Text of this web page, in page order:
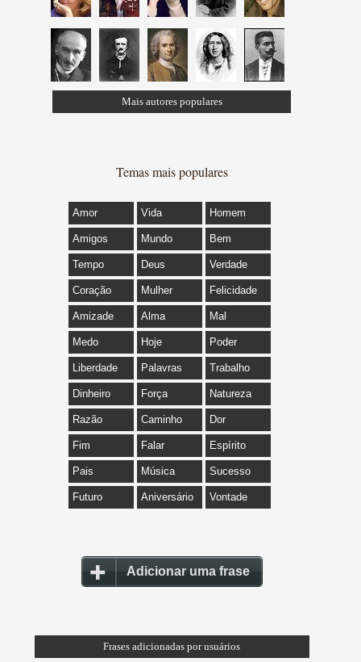
Mais autores populares
Temas mais populares
Amor Vida Homem
Amigos Mundo Bem
Tempo Deus Verdade
Coração Mulher Felicidade
Amizade Alma Mal
Medo Hoje Poder
Liberdade Palavras Trabalho
Dinheiro Força Natureza
Razão Caminho Dor
Fim Falar Espírito
Pais Música Sucesso
Futuro Aniversário Vontade
Adicionar uma frase
Frases adicionadas por usuários